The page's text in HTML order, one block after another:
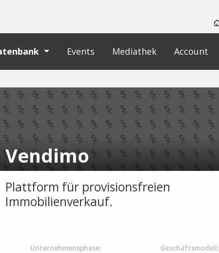
Events Mediathek Account
Vendimo
Plattform für provisionsfreien
Immobilienverkauf.
Unternehmensphase: Geschäftsmodell: